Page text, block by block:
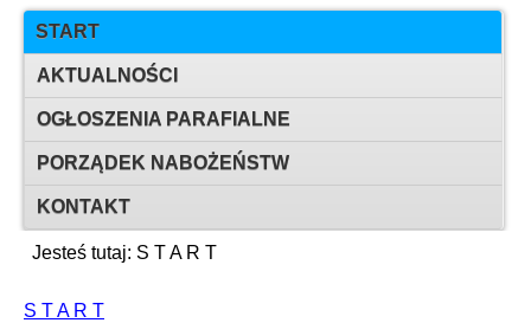
START
AKTUALNOŚCI
OGŁOSZENIA PARAFIALNE
PORZĄDEK NABOŻEŃSTW
KONTAKT
Jesteś tutaj: S T A R T
S T A R T